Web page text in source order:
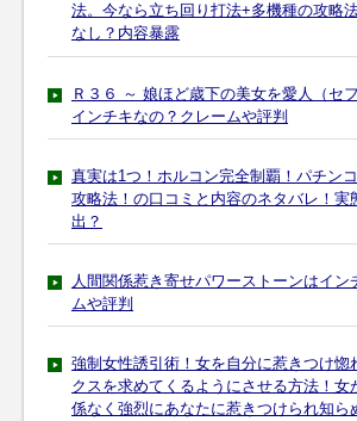
法。今なら立ち回り打法+多機種の攻略
なし？内容暴露
Ｒ３６ ～ 娘ほど歳下の美女を愛人（セ
インチキなの？クレームや評判
真実は1つ！ホルコン完全制覇！パチン
攻略法！の口コミと内容のネタバレ！実
出？
人間関係惹き寄せパワーストーンはイン
ムや評判
強制女性誘引術！女を自分に惹きつけ惚
クスを求めてくるようにさせる方法！女
係なく強烈にあなたに惹きつけられ知ら